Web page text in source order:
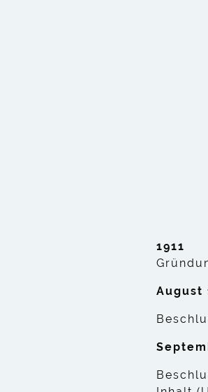
1911
August